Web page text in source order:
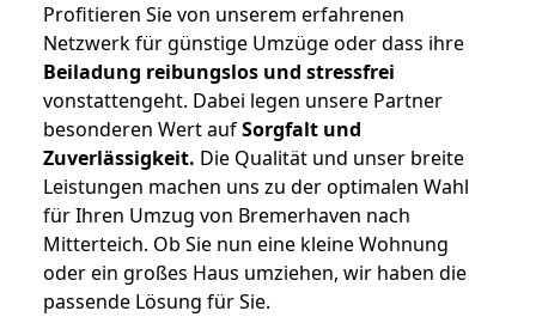
Profitieren Sie von unserem erfahrenen
Netzwerk für günstige Umzüge oder dass ihre
Beiladung reibungslos und stressfrei
vonstattengeht. Dabei legen unsere Partner
besonderen Wert aufSorgfalt und
Zuverlässigkeit. Die Qualität und unser breite
Leistungen machen uns zu der optimalen Wahl
für Ihren Umzug von Bremerhaven nach
Mitterteich. Ob Sie nun eine kleine Wohnung
oder ein großes Haus umziehen, wir haben die
passende Lösung für Sie.